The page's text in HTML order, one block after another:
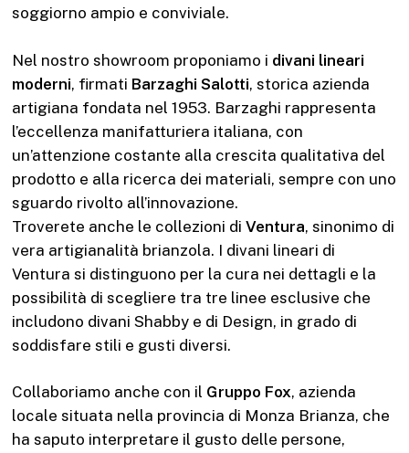
soggiorno ampio e conviviale.
Nel nostro showroom proponiamo i divani lineari
moderni, firmati Barzaghi Salotti, storica azienda
artigiana fondata nel 1953. Barzaghi rappresenta
l’eccellenza manifatturiera italiana, con
un’attenzione costante alla crescita qualitativa del
prodotto e alla ricerca dei materiali, sempre con uno
sguardo rivolto all’innovazione.
Troverete anche le collezioni diVentura, sinonimo di
vera artigianalità brianzola. I divani lineari di
Ventura si distinguono per la cura nei dettagli e la
possibilità di scegliere tra tre linee esclusive che
includono divani Shabby e di Design, in grado di
soddisfare stili e gusti diversi.
Collaboriamo anche con il Gruppo Fox, azienda
locale situata nella provincia di Monza Brianza, che
ha saputo interpretare il gusto delle persone,